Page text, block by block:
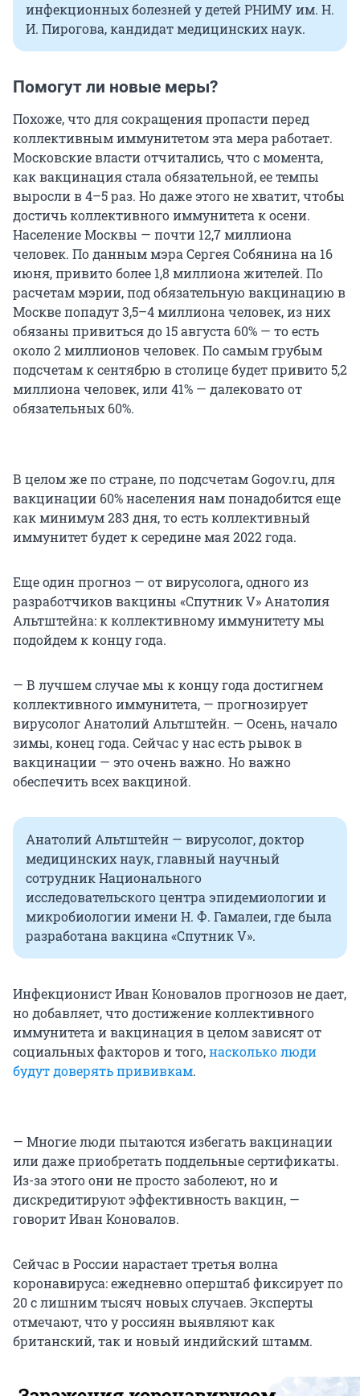
инфекционных болезней у детей РНИМУ им. Н.
И. Пирогова, кандидат медицинских наук.
Помогут ли новые меры?
Похоже, что для сокращения пропасти перед
коллективным иммунитетом эта мера работает.
Московские власти отчитались, что с момента,
как вакцинация стала обязательной, ее темпы
выросли в 4–5 раз. Но даже этого не хватит, чтобы
достичь коллективного иммунитета к осени.
Население Москвы — почти 12,7 миллиона
человек. По данным мэра Сергея Собянина на 16
июня, привито более 1,8 миллиона жителей. По
расчетам мэрии, под обязательную вакцинацию в
Москве попадут 3,5–4 миллиона человек, из них
обязаны привиться до 15 августа 60% — то есть
около 2 миллионов человек. По самым грубым
подсчетам к сентябрю в столице будет привито 5,2
миллиона человек, или 41% — далековато от
обязательных 60%.
В целом же по стране, по подсчетам Gogov.ru, для
вакцинации 60% населения нам понадобится еще
как минимум 283 дня, то есть коллективный
иммунитет будет к середине мая 2022 года.
Еще один прогноз — от вирусолога, одного из
разработчиков вакцины «Спутник V» Анатолия
Альтштейна: к коллективному иммунитету мы
подойдем к концу года.
— В лучшем случае мы к концу года достигнем
коллективного иммунитета, — прогнозирует
вирусолог Анатолий Альтштейн. — Осень, начало
зимы, конец года. Сейчас у нас есть рывок в
вакцинации — это очень важно. Но важно
обеспечить всех вакциной.
Анатолий Альтштейн — вирусолог, доктор
медицинских наук, главный научный
сотрудник Национального
исследовательского центра эпидемиологии и
микробиологии имени Н. Ф. Гамалеи, где была
разработана вакцина «Спутник V».
Инфекционист Иван Коновалов прогнозов не дает,
но добавляет, что достижение коллективного
иммунитета и вакцинация в целом зависят от
социальных факторов и того,насколько люди
будут доверять прививкам.
— Многие люди пытаются избегать вакцинации
или даже приобретать поддельные сертификаты.
Из-за этого они не просто заболеют, но и
дискредитируют эффективность вакцин, —
говорит Иван Коновалов.
Сейчас в России нарастает третья волна
коронавируса: ежедневно оперштаб фиксирует по
20 с лишним тысяч новых случаев. Эксперты
отмечают, что у россиян выявляют как
британский, так и новый индийский штамм.